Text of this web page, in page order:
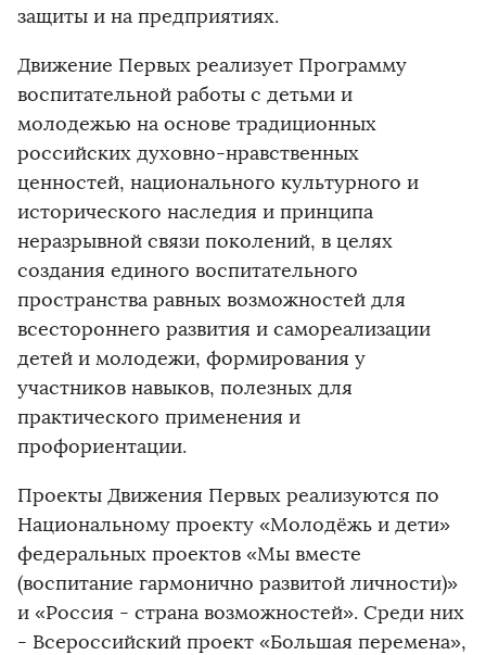
защиты и на предприятиях.
Движение Первых реализует Программу
воспитательной работы с детьми и
молодежью на основе традиционных
российских духовно-нравственных
ценностей, национального культурного и
исторического наследия и принципа
неразрывной связи поколений, в целях
создания единого воспитательного
пространства равных возможностей для
всестороннего развития и самореализации
детей и молодежи, формирования у
участников навыков, полезных для
практического применения и
профориентации.
Проекты Движения Первых реализуются по
Национальному проекту «Молодёжь и дети»
федеральных проектов «Мы вместе
(воспитание гармонично развитой личности)»
и «Россия - страна возможностей». Среди них
- Всероссийский проект «Большая перемена»,